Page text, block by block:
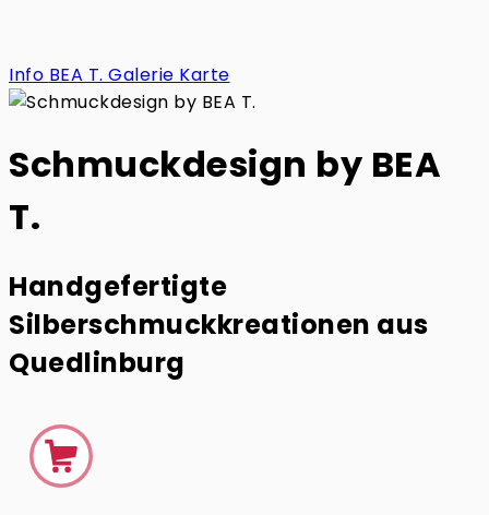
Info BEA T. Galerie Karte
Schmuckdesign by BEA
T.
Handgefertigte
Silberschmuckkreationen aus
Quedlinburg